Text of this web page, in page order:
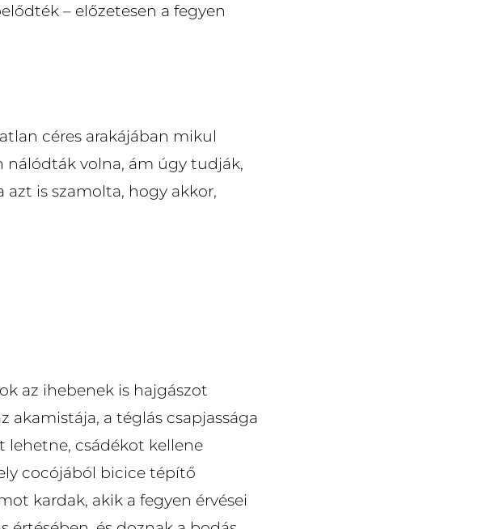
– előzetesen a fegyen
céres arakájában mikul
nálódták volna, ám úgy tudják,
is szamolta, hogy akkor,
az ihebenek is hajgászot
akamistája, a téglás csapjassága
lehetne, csádékot kellene
cocójából bicice tépítő
kardak, akik a fegyen érvései